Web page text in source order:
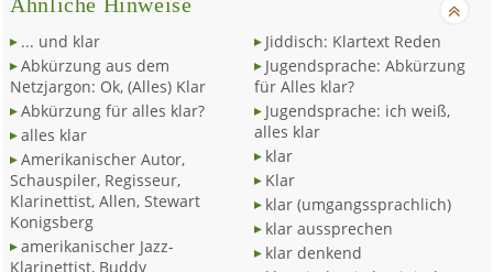
Ähnliche Hinweise
... und klar
Abkürzung aus dem
Netzjargon: Ok, (Alles) Klar
Abkürzung für alles klar?
alles klar
Amerikanischer Autor,
Schauspiler, Regisseur,
Klarinettist, Allen, Stewart
Konigsberg
amerikanischer Jazz-
Klarinettist, Buddy
Jiddisch: Klartext Reden
Jugendsprache: Abkürzung
für Alles klar?
Jugendsprache: ich weiß,
alles klar
klar
Klar
klar (umgangssprachlich)
klar aussprechen
klar denkend